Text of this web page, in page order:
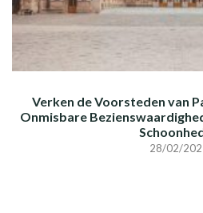
Verken de Voorsteden van
Onmisbare
28/02/